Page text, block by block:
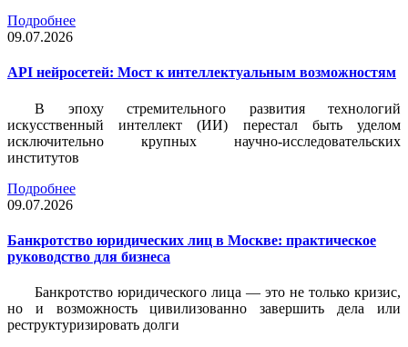
Подробнее
09.07.2026
API нейросетей: Мост к интеллектуальным возможностям
В эпоху стремительного развития технологий
искусственный интеллект (ИИ) перестал быть уделом
исключительно крупных научно-исследовательских
институтов
Подробнее
09.07.2026
Банкротство юридических лиц в Москве: практическое
руководство для бизнеса
Банкротство юридического лица — это не только кризис,
но и возможность цивилизованно завершить дела или
реструктуризировать долги